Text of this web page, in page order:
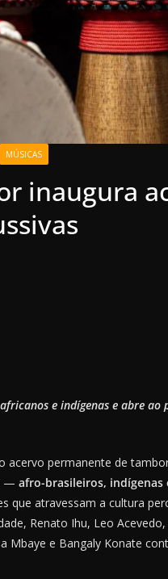
MÚSICAS
inaugura
e indígenas e abre
acervo permanente de
— afro-brasileiros, indígenas
que atravessam a cultura
Renato Ihu, Leo
Mbaye e Bangaly Konate